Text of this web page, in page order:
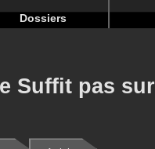
Dossiers
Suffit pas sur